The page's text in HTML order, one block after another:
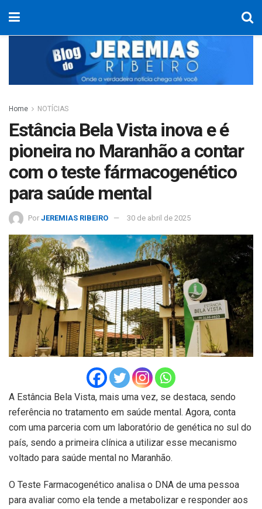
Home NOTÍCIAS
Estância Bela Vista inova e é
pioneira no Maranhão a contar
com o teste fármacogenético
para saúde mental
Por JEREMIAS RIBEIRO 30 de abril de 2025
A Estância Bela Vista, mais uma vez, se destaca, sendo
referência no tratamento em saúde mental. Agora, conta
com uma parceria com um laboratório de genética no sul do
país, sendo a primeira clínica a utilizar esse mecanismo
voltado para saúde mental no Maranhão.
O Teste Farmacogenético analisa o DNA de uma pessoa
para avaliar como ela tende a metabolizar e responder aos